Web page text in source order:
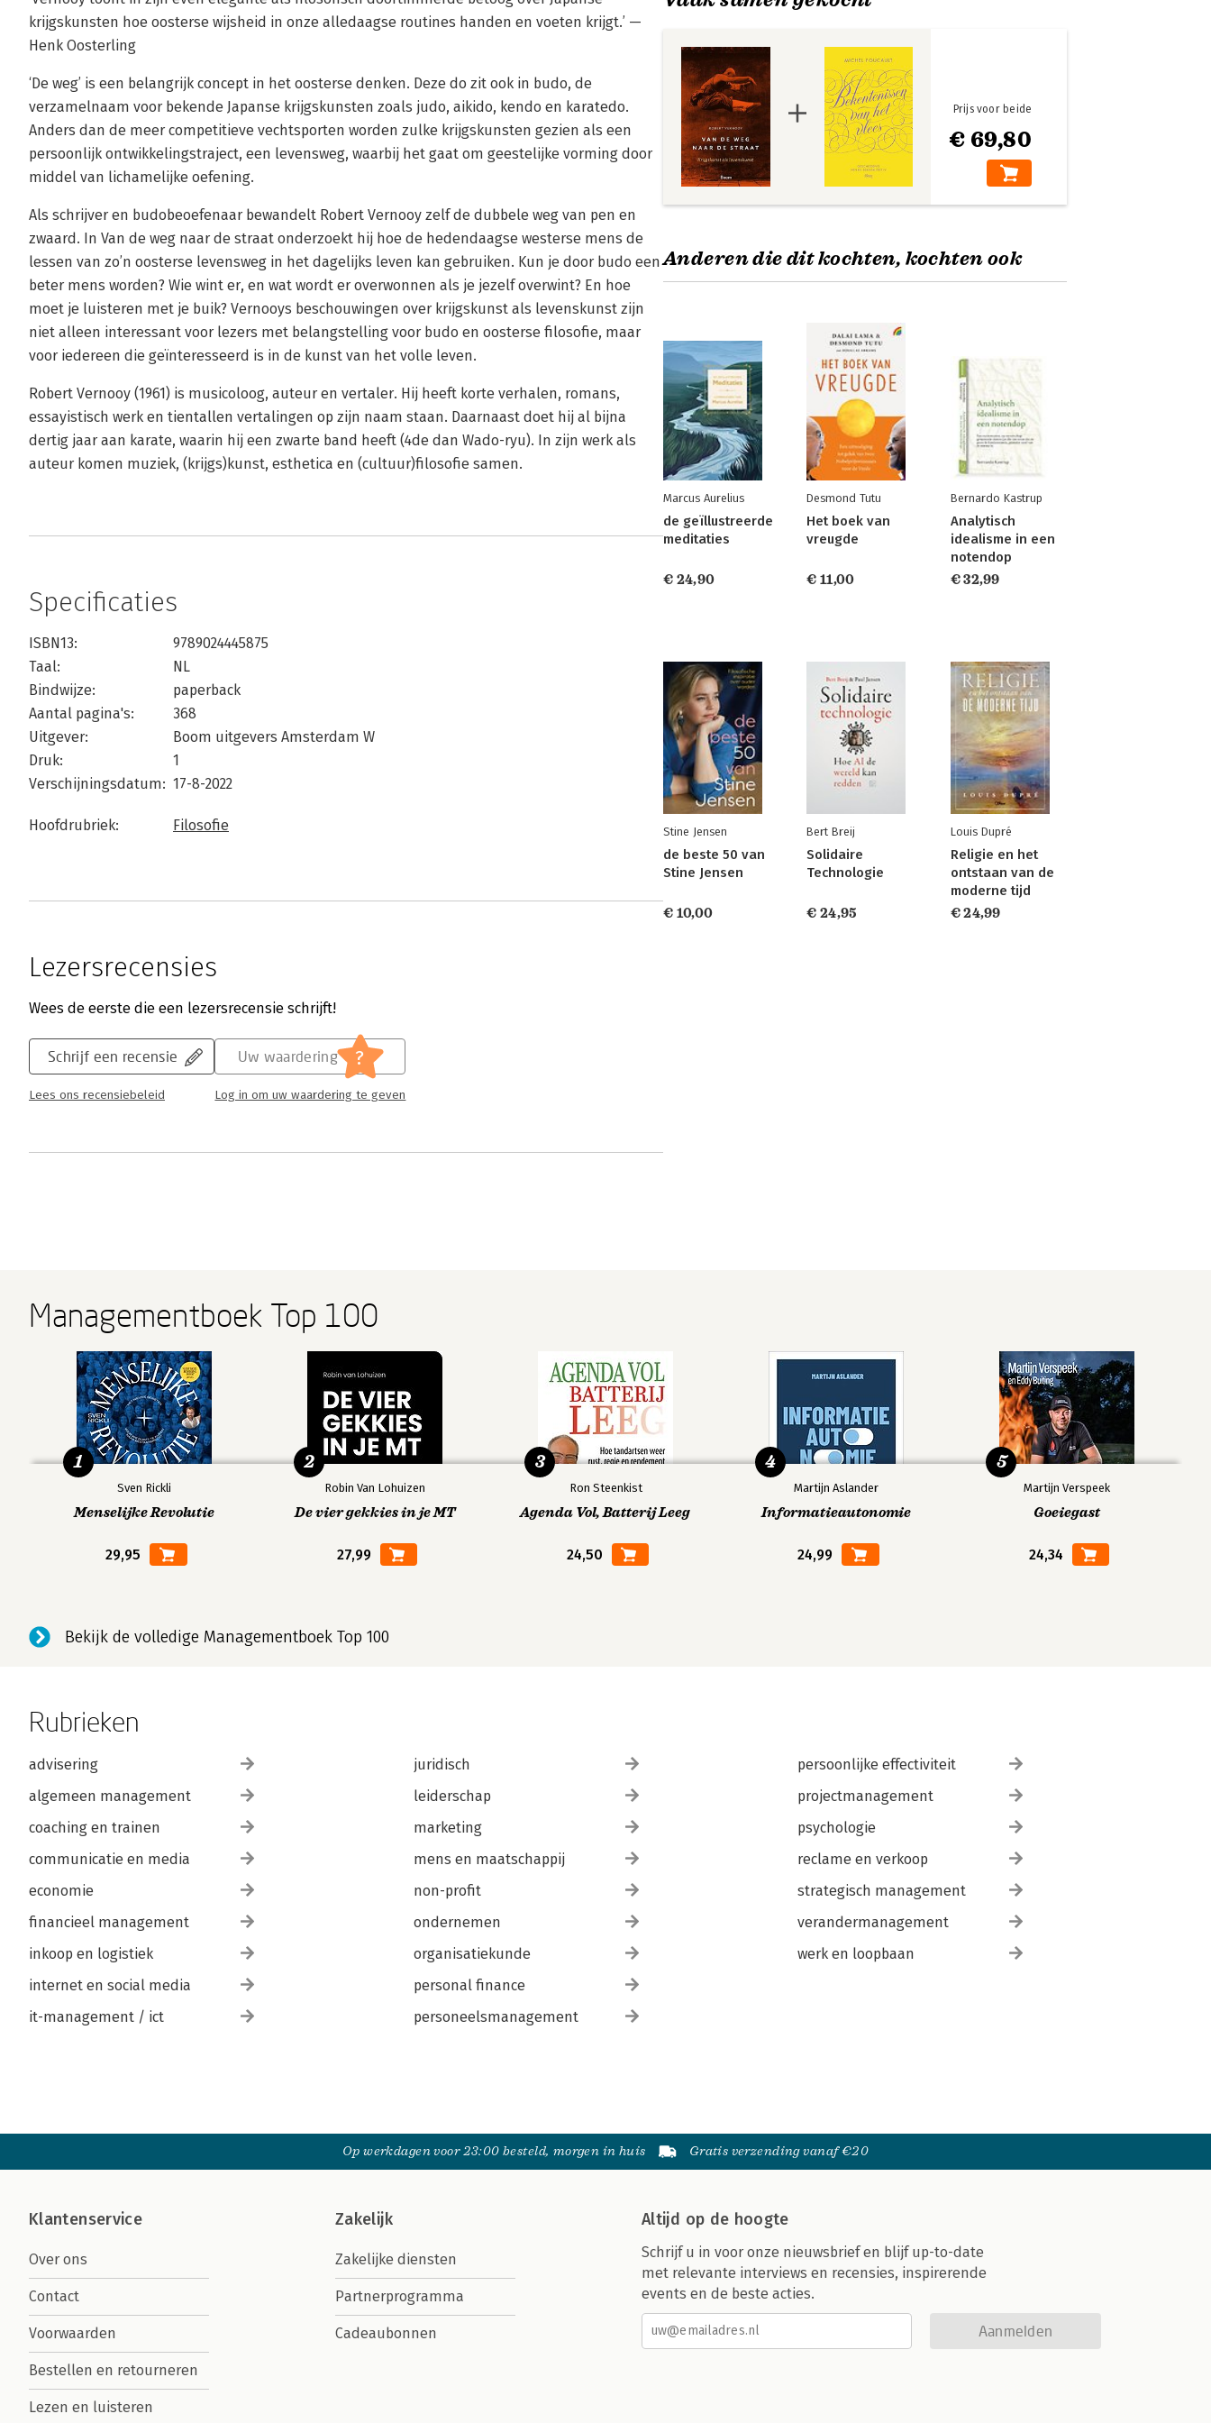
krijgskunsten hoe oosterse wijsheid in onze alledaagse routines handen en voeten krijgt.’ —
Henk Oosterling
‘De weg’ is een belangrijk concept in het oosterse denken. Deze do zit ook in budo, de
verzamelnaam voor bekende Japanse krijgskunsten zoals judo, aikido, kendo en karatedo.
Anders dan de meer competitieve vechtsporten worden zulke krijgskunsten gezien als een
persoonlijk ontwikkelingstraject, een levensweg, waarbij het gaat om geestelijke vorming door
middel van lichamelijke oefening.
Als schrijver en budobeoefenaar bewandelt Robert Vernooy zelf de dubbele weg van pen en
zwaard. In Van de weg naar de straat onderzoekt hij hoe de hedendaagse westerse mens de
lessen van zo’n oosterse levensweg in het dagelijks leven kan gebruiken. Kun je door budo een
beter mens worden? Wie wint er, en wat wordt er overwonnen als je jezelf overwint? En hoe
moet je luisteren met je buik? Vernooys beschouwingen over krijgskunst als levenskunst zijn
niet alleen interessant voor lezers met belangstelling voor budo en oosterse filosofie, maar
voor iedereen die geïnteresseerd is in de kunst van het volle leven.
Robert Vernooy (1961) is musicoloog, auteur en vertaler. Hij heeft korte verhalen, romans,
essayistisch werk en tientallen vertalingen op zijn naam staan. Daarnaast doet hij al bijna
dertig jaar aan karate, waarin hij een zwarte band heeft (4de dan Wado-ryu). In zijn werk als
auteur komen muziek, (krijgs)kunst, esthetica en (cultuur)filosofie samen.
Specificaties
ISBN13:
9789024445875
Taal:
NL
Bindwijze:
paperback
Aantal pagina's:
368
Uitgever:
Boom uitgevers Amsterdam W
Druk:
1
Verschijningsdatum: 17-8-2022
Hoofdrubriek: Filosofie
Lezersrecensies
Wees de eerste die een lezersrecensie schrijft!
Schrijf een recensie
Lees ons recensiebeleid
Uw waardering ?
Log in om uw waardering te geven
€ 69,80
Prijs voor beide
Anderen die dit kochten, kochten ook
Marcus Aurelius
de geïllustreerde
meditaties
€ 24,90
Desmond Tutu
Het boek van
vreugde
€ 11,00
Bernardo Kastrup
Analytisch
idealisme in een
notendop
€ 32,99
Stine Jensen
de beste 50 van
Stine Jensen
€ 10,00
Bert Breij
Solidaire
Technologie
€ 24,95
Louis Dupré
Religie en het
ontstaan van de
moderne tijd
€ 24,99
Managementboek Top 100
Sven Rickli
Menselijke Revolutie
29,95
1
Robin Van Lohuizen
De vier gekkies in je MT
27,99
2
Ron Steenkist
Agenda Vol, Batterij Leeg
24,50
3
Martijn Aslander
Informatieautonomie
24,99
4
Martijn Verspeek
Goeiegast
24,34
5
Bekijk de volledige Managementboek Top 100
Rubrieken
advisering
algemeen management
coaching en trainen
communicatie en media
economie
financieel management
inkoop en logistiek
internet en social media
it-management / ict
juridisch
leiderschap
marketing
mens en maatschappij
non-profit
ondernemen
organisatiekunde
personal finance
personeelsmanagement
persoonlijke effectiviteit
projectmanagement
psychologie
reclame en verkoop
strategisch management
verandermanagement
werk en loopbaan
Op werkdagen voor 23:00 besteld, morgen in huis Gratis verzending vanaf €20
Klantenservice
Over ons
Contact
Voorwaarden
Bestellen en retourneren
Lezen en luisteren
Zakelijk
Zakelijke diensten
Partnerprogramma
Cadeaubonnen
Altijd op de hoogte
Schrijf u in voor onze nieuwsbrief en blijf up-to-date
met relevante interviews en recensies, inspirerende
events en de beste acties.
Aanmelden